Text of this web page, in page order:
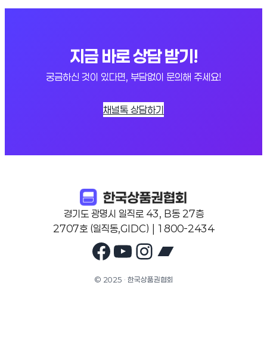
지금 바로 상담 받기!
궁금하신 것이 있다면, 부담없이 문의해 주세요!
채널톡 상담하기
경기도 광명시 일직로 43, B동 27층
2707호 (일직동,GIDC) | 1800-2434
Facebook
YouTube
Instagram
© 2025 · 한국상품권협회